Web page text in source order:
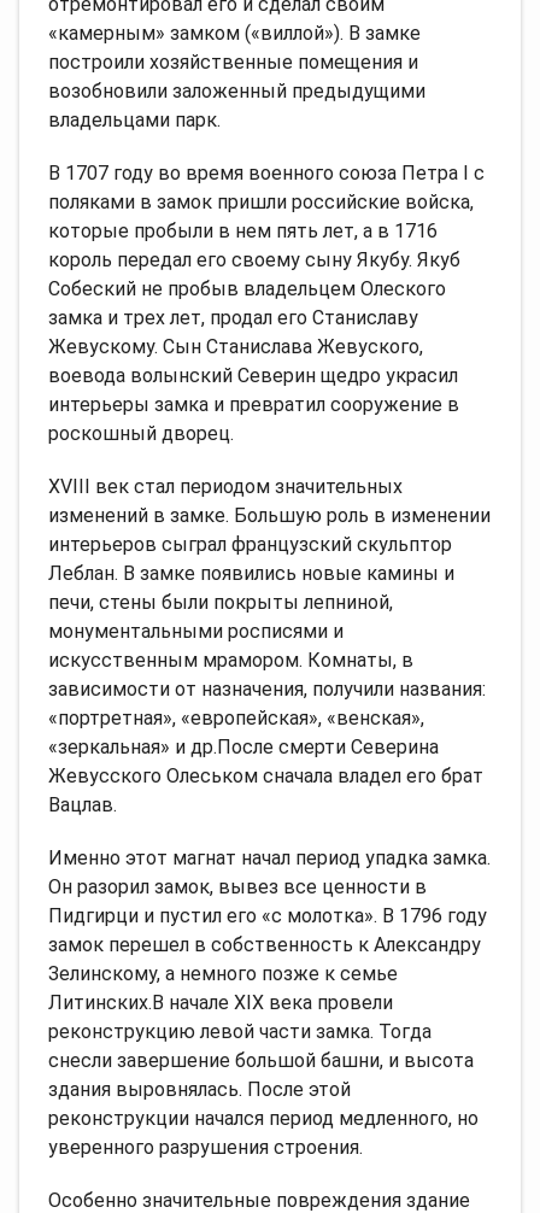
«камерным» замком («виллой»). В замке
построили хозяйственные помещения и
возобновили заложенный предыдущими
владельцами парк.
В 1707 году во время военного союза Петра І с
поляками в замок пришли российские войска,
которые пробыли в нем пять лет, а в 1716
король передал его своему сыну Якубу. Якуб
Собеский не пробыв владельцем Олеского
замка и трех лет, продал его Станиславу
Жевускому. Сын Станислава Жевуского,
воевода волынский Северин щедро украсил
интерьеры замка и превратил сооружение в
роскошный дворец.
XVIII век стал периодом значительных
изменений в замке. Большую роль в изменении
интерьеров сыграл французский скульптор
Леблан. В замке появились новые камины и
печи, стены были покрыты лепниной,
монументальными росписями и
искусственным мрамором. Комнаты, в
зависимости от назначения, получили названия:
«портретная», «европейская», «венская»,
«зеркальная» и др.После смерти Северина
Жевусского Олеськом сначала владел его брат
Вацлав.
Именно этот магнат начал период упадка замка.
Он разорил замок, вывез все ценности в
Пидгирци и пустил его «с молотка». В 1796 году
замок перешел в собственность к Александру
Зелинскому, а немного позже к семье
Литинских.В начале ХІХ века провели
реконструкцию левой части замка. Тогда
снесли завершение большой башни, и высота
здания выровнялась. После этой
реконструкции начался период медленного, но
уверенного разрушения строения.
Особенно значительные повреждения здание